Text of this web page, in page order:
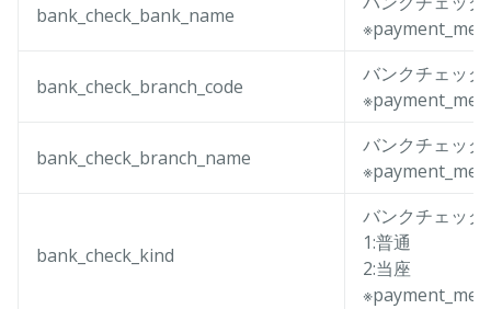
bank_check_bank_name
bank_check_branch_code
バンクチェッ
bank_check_branch_name
バンクチェック
bank_check_kind
バンクチェック
1:普通
2:当座